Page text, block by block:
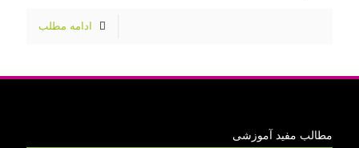
ادامه مطلب
مطالب مفید آموزشی